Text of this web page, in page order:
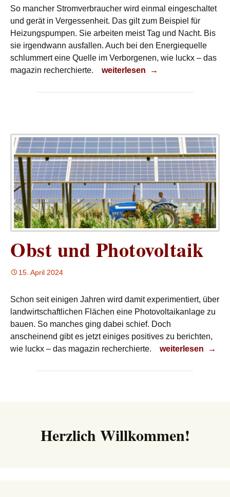
So mancher Stromverbraucher wird einmal eingeschaltet
und gerät in Vergessenheit. Das gilt zum Beispiel für
Heizungspumpen. Sie arbeiten meist Tag und Nacht. Bis
sie irgendwann ausfallen. Auch bei den Energiequelle
schlummert eine Quelle im Verborgenen, wie luckx – das
magazin recherchierte.
Ungenutzt
weiterlesen →
Obst und Photovoltaik
15. April 2024
Schon seit einigen Jahren wird damit experimentiert, über
landwirtschaftlichen Flächen eine Photovoltaikanlage zu
bauen. So manches ging dabei schief. Doch
anscheinend gibt es jetzt einiges positives zu berichten,
wie luckx – das magazin recherchierte.
Obst und
weiterlesen →
Herzlich Willkommen!